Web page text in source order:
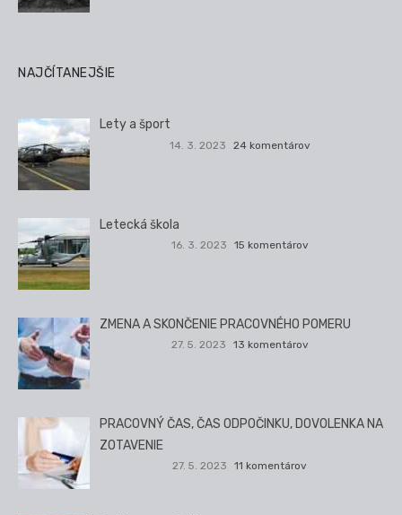
NAJČÍTANEJŠIE
Lety a šport
14. 3. 2023 24 komentárov
Letecká škola
16. 3. 2023 15 komentárov
ZMENA A SKONČENIE PRACOVNÉHO POMERU
27. 5. 2023 13 komentárov
PRACOVNÝ ČAS, ČAS ODPOČINKU, DOVOLENKA NA
ZOTAVENIE
27. 5. 2023 11 komentárov